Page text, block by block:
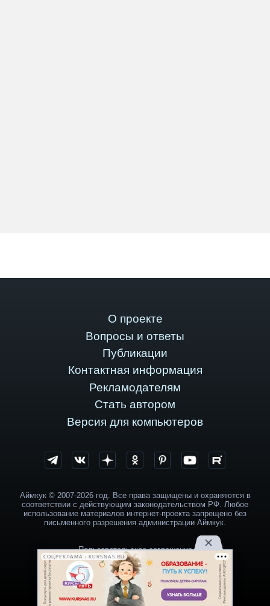
О проекте
Вопросы и ответы
Публикации
Контактная информация
Рекламодателям
Стать автором
Версия для компьютеров
Аймкук © 2007-2026 год. Все права защищены и охраняются в
соответствии с действующим законодательством РФ. Любое
использование материалов интернет-проекта запрещено без
письменного разрешения администрации Аймкук.
Пользовательское соглашение
Политика обработки персональных данных
СОЦРЕКЛАМА • KURSNA5.RU